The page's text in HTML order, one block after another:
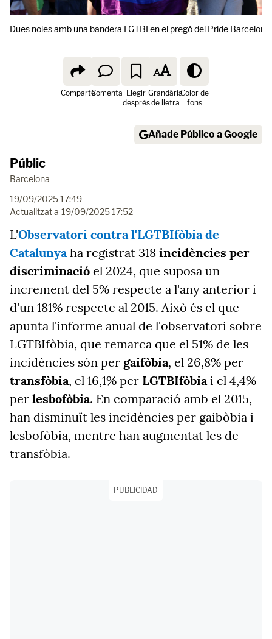
Dues noies amb una bandera LGTBI en el pregó del Pride Barcelona
ComparteComenta Llegir
després
Grandària
de lletra
Color de
fons
Añade Público a Google
Públic
Barcelona
19/09/2025 17:49
Actualitzat a 19/09/2025 17:52
L'Observatori contra l'LGTBIfòbia de
Catalunyaha registrat 318 incidències per
discriminació el 2024, que suposa un
increment del 5% respecte a l'any anterior i
d'un 181% respecte al 2015. Això és el que
apunta l'informe anual de l'observatori sobre
LGTBIfòbia, que remarca que el 51% de les
incidències són per gaifòbia, el 26,8% per
transfòbia, el 16,1% per LGTBIfòbiai el 4,4%
per lesbofòbia. En comparació amb el 2015,
han disminuït les incidències per gaibòbia i
lesbofòbia, mentre han augmentat les de
transfòbia.
PUBLICIDAD